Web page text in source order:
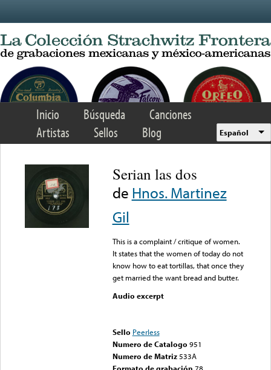
Inicio Búsqueda
Canciones
Artistas
Sellos Blog Español
Serian las dos
de Hnos. Martinez
Gil
This is a complaint / critique of women.
It states that the women of today do not
know how to eat tortillas, that once they
get married the want bread and butter.
Audio excerpt
Sello Peerless
Numero de Catalogo 951
Numero de Matriz 533A